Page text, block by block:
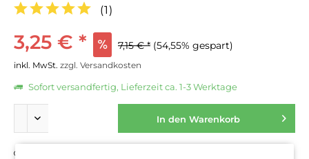
(1)
3,25 € * 7,15 € * (54,55% gespart)
inkl. MwSt. zzgl. Versandkosten
Sofort versandfertig, Lieferzeit ca. 1-3 Werktage
In den Warenkorb